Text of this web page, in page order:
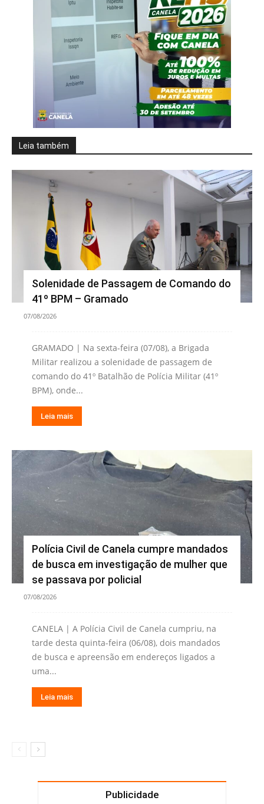
Leia também
Solenidade de Passagem de Comando do
41º BPM – Gramado
07/08/2026
GRAMADO | Na sexta-feira (07/08), a Brigada
Militar realizou a solenidade de passagem de
comando do 41º Batalhão de Polícia Militar (41º
BPM), onde...
Leia mais
Polícia Civil de Canela cumpre mandados
de busca em investigação de mulher que
se passava por policial
07/08/2026
CANELA | A Polícia Civil de Canela cumpriu, na
tarde desta quinta-feira (06/08), dois mandados
de busca e apreensão em endereços ligados a
uma...
Leia mais
Publicidade